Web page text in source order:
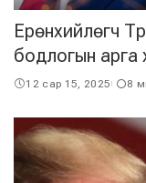
Ерөнхийлөгч
бодлогын
12 сар 15, 2025 8